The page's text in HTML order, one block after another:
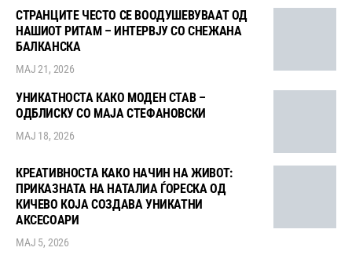
СТРАНЦИТЕ ЧЕСТО СЕ ВООДУШЕВУВААТ ОД
НАШИОТ РИТАМ – ИНТЕРВЈУ СО СНЕЖАНА
БАЛКАНСКА
МАЈ 21, 2026
УНИКАТНОСТА КАКО МОДЕН СТАВ –
ОДБЛИСКУ СО МАЈА СТЕФАНОВСКИ
МАЈ 18, 2026
КРЕАТИВНОСТА КАКО НАЧИН НА ЖИВОТ:
ПРИКАЗНАТА НА НАТАЛИА ЃОРЕСКА ОД
КИЧЕВО КОЈА СОЗДАВА УНИКАТНИ
АКСЕСОАРИ
МАЈ 5, 2026